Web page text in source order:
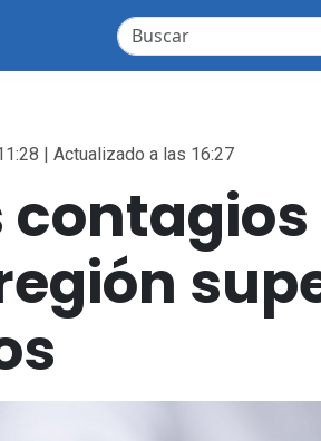
| Actualizado a las 16:27
región